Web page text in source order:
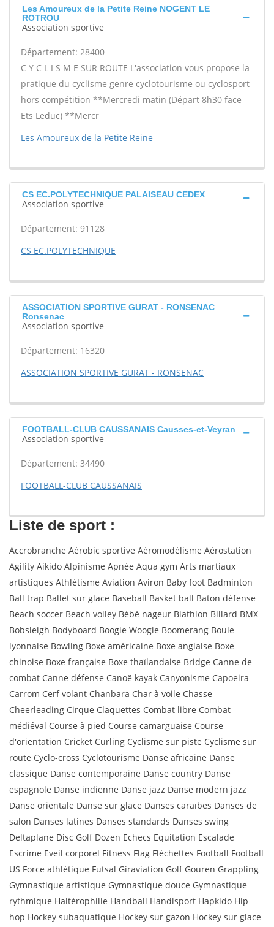
Les Amoureux de la Petite Reine NOGENT LE
ROTROU
Association sportive
Département: 28400
C Y C L I S M E SUR ROUTE L'association vous propose la
pratique du cyclisme genre cyclotourisme ou cyclosport
hors compétition **Mercredi matin (Départ 8h30 face
Ets Leduc) **Mercr
Les Amoureux de la Petite Reine
CS EC.POLYTECHNIQUE PALAISEAU CEDEX
Association sportive
Département: 91128
CS EC.POLYTECHNIQUE
ASSOCIATION SPORTIVE GURAT - RONSENAC
Ronsenac
Association sportive
Département: 16320
ASSOCIATION SPORTIVE GURAT - RONSENAC
FOOTBALL-CLUB CAUSSANAIS Causses-et-Veyran
Association sportive
Département: 34490
FOOTBALL-CLUB CAUSSANAIS
Liste de sport :
Accrobranche Aérobic sportive Aéromodélisme Aérostation
Agility Aikido Alpinisme Apnée Aqua gym Arts martiaux
artistiques Athlétisme Aviation Aviron Baby foot Badminton
Ball trap Ballet sur glace Baseball Basket ball Baton défense
Beach soccer Beach volley Bébé nageur Biathlon Billard BMX
Bobsleigh Bodyboard Boogie Woogie Boomerang Boule
lyonnaise Bowling Boxe américaine Boxe anglaise Boxe
chinoise Boxe française Boxe thaïlandaise Bridge Canne de
combat Canne défense Canoë kayak Canyonisme Capoeira
Carrom Cerf volant Chanbara Char à voile Chasse
Cheerleading Cirque Claquettes Combat libre Combat
médiéval Course à pied Course camarguaise Course
d'orientation Cricket Curling Cyclisme sur piste Cyclisme sur
route Cyclo-cross Cyclotourisme Danse africaine Danse
classique Danse contemporaine Danse country Danse
espagnole Danse indienne Danse jazz Danse modern jazz
Danse orientale Danse sur glace Danses caraïbes Danses de
salon Danses latines Danses standards Danses swing
Deltaplane Disc Golf Dozen Echecs Equitation Escalade
Escrime Eveil corporel Fitness Flag Fléchettes Football Football
US Force athlétique Futsal Giraviation Golf Gouren Grappling
Gymnastique artistique Gymnastique douce Gymnastique
rythmique Haltérophilie Handball Handisport Hapkido Hip
hop Hockey subaquatique Hockey sur gazon Hockey sur glace